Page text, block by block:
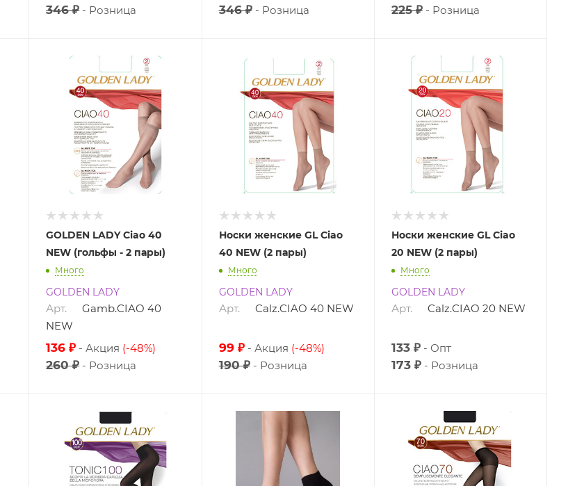
346 ₽ Розница 346 ₽ Розница 225 ₽ Розница
GOLDEN LADY Ciao 40
NEW (гольфы - 2 пары)
Много
GOLDEN LADY
Арт.
Gamb.CIAO 40
NEW
136 ₽ Акция (-48%)
260 ₽ Розница
Носки женские GL Ciao
40 NEW (2 пары)
Много
GOLDEN LADY
Арт. Calz.CIAO 40 NEW
99 ₽ Акция (-48%)
190 ₽ Розница
Носки женские GL Ciao
20 NEW (2 пары)
Много
GOLDEN LADY
Арт. Calz.CIAO 20 NEW
133 ₽ Опт
173 ₽ Розница